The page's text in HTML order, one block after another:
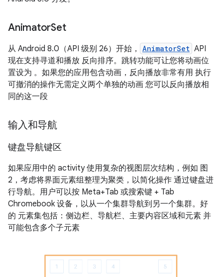
AnimatorSet
从 Android 8.0（API 级别 26）开始， AnimatorSet API
现在支持寻道和播放 反向排序。跳转功能可让您将动画位
置设为 。如果您的应用包含动画，反向播放非常有用 执行
可撤消的操作无需定义两个单独的动画 您可以反向播放相
同的这一段
输入和导航
键盘导航键区
如果应用中的 activity 使用复杂的视图层次结构，例如 图
2，考虑将界面元素组整理为聚类，以简化操作 通过键盘进
行导航。用户可以按 Meta+Tab 或搜索键 + Tab
Chromebook 设备，以从一个集群导航到另一个集群。好
的 元素集包括：侧边栏、导航栏、主要内容区域和元素 并
可能包含多个子元素